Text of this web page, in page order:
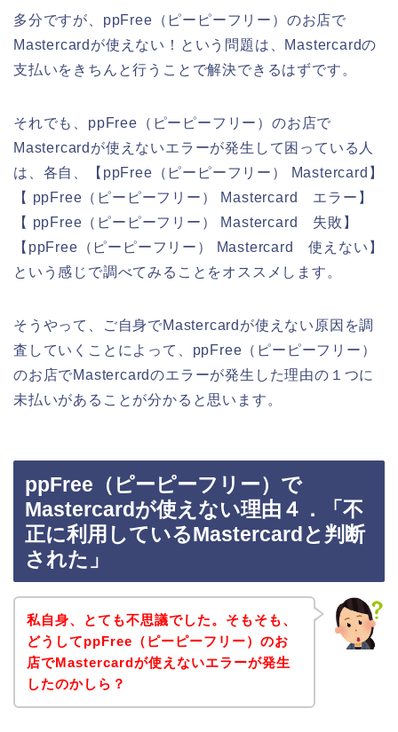
多分ですが、ppFree（ピーピーフリー）のお店で
Mastercardが使えない！という問題は、Mastercardの
支払いをきちんと行うことで解決できるはずです。
それでも、ppFree（ピーピーフリー）のお店で
Mastercardが使えないエラーが発生して困っている人
は、各自、【ppFree（ピーピーフリー） Mastercard】
【 ppFree（ピーピーフリー） Mastercard エラー】
【 ppFree（ピーピーフリー） Mastercard 失敗】
【ppFree（ピーピーフリー） Mastercard 使えない】
という感じで調べてみることをオススメします。
そうやって、ご自身でMastercardが使えない原因を調
査していくことによって、ppFree（ピーピーフリー）
のお店でMastercardのエラーが発生した理由の１つに
未払いがあることが分かると思います。
ppFree（ピーピーフリー）で
Mastercardが使えない理由４．「不
正に利用しているMastercardと判断
された」
私自身、とても不思議でした。そもそも、
どうしてppFree（ピーピーフリー）のお
店でMastercardが使えないエラーが発生
したのかしら？